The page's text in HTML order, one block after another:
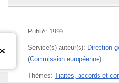
Publié: 1999
Service(s) auteur(s): Direction
(Commission européenne)
Thèmes: Traités, accords et